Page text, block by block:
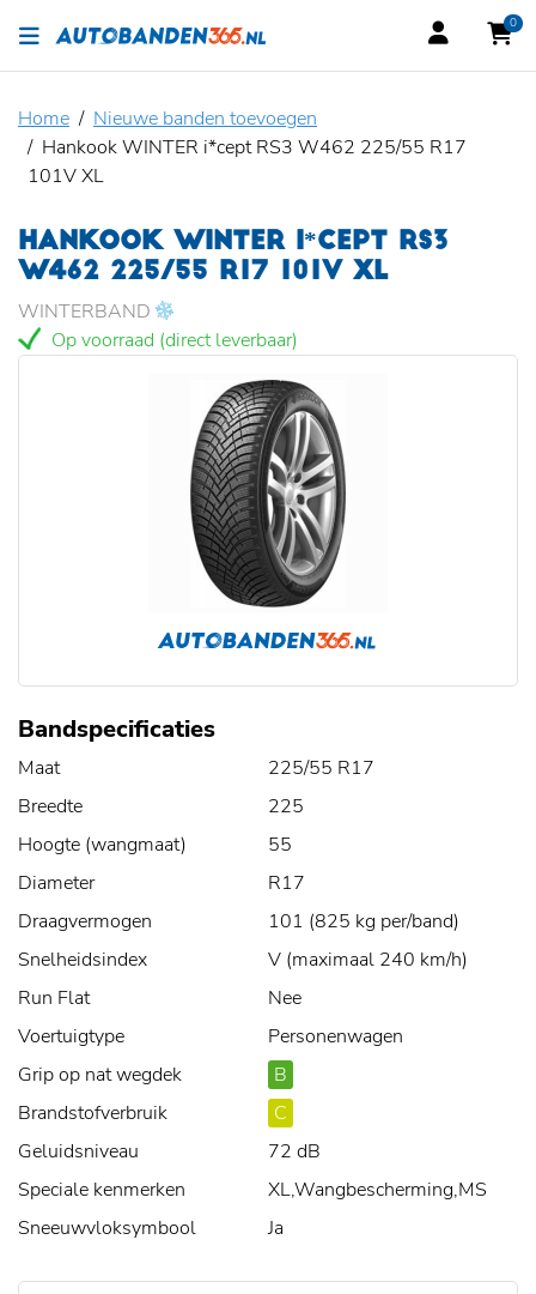
0
Home
Nieuwe banden toevoegen
Hankook WINTER i*cept RS3 W462 225/55 R17
101V XL
HANKOOK WINTER I*CEPT RS3
W462 225/55 R17 101V XL
WINTERBAND
Op voorraad (direct leverbaar)
Bandspecificaties
Maat
225/55 R17
Breedte
225
Hoogte (wangmaat)
55
Diameter
R17
Draagvermogen
101 (825 kg per/band)
Snelheidsindex
V (maximaal 240 km/h)
Run Flat
Nee
Voertuigtype
Personenwagen
Grip op nat wegdek
B
Brandstofverbruik
C
Geluidsniveau
72 dB
Speciale kenmerken
XL,Wangbescherming,MS
Sneeuwvloksymbool
Ja